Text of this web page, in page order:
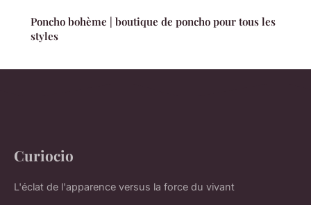
Poncho bohème | boutique de poncho pour tous les
styles
Curiocio
L'éclat de l'apparence versus la force du vivant